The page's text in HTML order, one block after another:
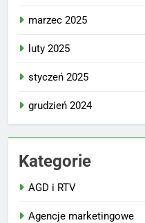
marzec 2025
luty 2025
styczeń 2025
grudzień 2024
Kategorie
AGD i RTV
Agencje marketingowe